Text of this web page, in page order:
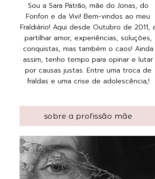
Sou a Sara Patrão, mãe do Jonas, do
Fonfon e da Vivi! Bem-vindos ao meu
Fraldiário! Aqui desde Outubro de 2011,
partilhar amor, experiências, soluções,
conquistas, mas também o caos! Ainda
assim, tenho tempo para opinar e lutar
por causas justas. Entre uma troca de
fraldas e uma crise de adolescência,!
sobre a profissão mãe